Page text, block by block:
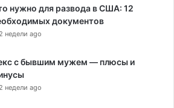
нужно для развода в США: 12
документов
2 недели ago
с бывшим мужем — плюсы и
2 недели ago